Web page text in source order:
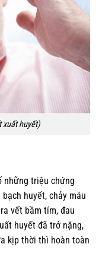
xuất huyết)
những triệu chứng
huyết, chảy máu
vết bầm tím, đau
huyết đã trở nặng,
kịp thời thì hoàn toàn